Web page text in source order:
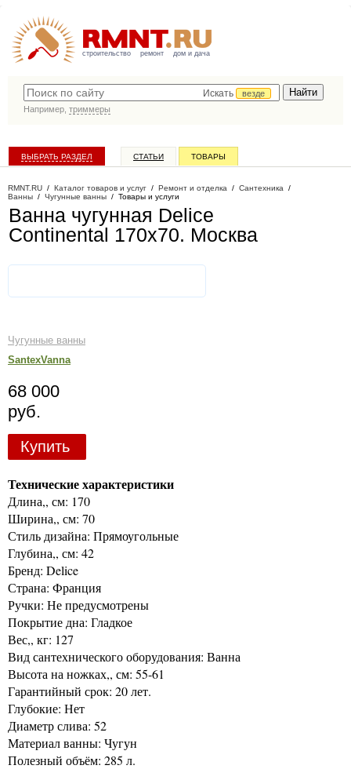
строительство ремонт дом и дача
Искать
везде
Например, триммеры
ВЫБРАТЬ РАЗДЕЛ СТАТЬИ ТОВАРЫ
RMNT.RU / Каталог товаров и услуг / Ремонт и отделка / Сантехника /
Ванны / Чугунные ванны / Товары и услуги
Ванна чугунная Delice
Continental 170x70. Москва
Чугунные ванны
SantexVanna
68 000
руб.
Купить
Технические характеристики
Длина,, см: 170
Ширина,, см: 70
Стиль дизайна: Прямоугольные
Глубина,, см: 42
Бренд: Delice
Страна: Франция
Ручки: Не предусмотрены
Покрытие дна: Гладкое
Вес,, кг: 127
Вид сантехнического оборудования: Ванна
Высота на ножках,, см: 55-61
Гарантийный срок: 20 лет.
Глубокие: Нет
Диаметр слива: 52
Материал ванны: Чугун
Полезный объём: 285 л.